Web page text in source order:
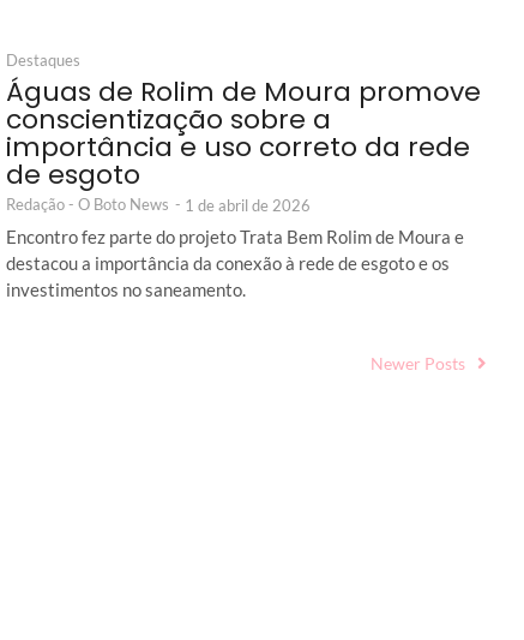
Destaques
Águas de Rolim de Moura promove
conscientização sobre a
importância e uso correto da rede
de esgoto
Redação - O Boto News - 1 de abril de 2026
Encontro fez parte do projeto Trata Bem Rolim de Moura e
destacou a importância da conexão à rede de esgoto e os
investimentos no saneamento.
Newer Posts